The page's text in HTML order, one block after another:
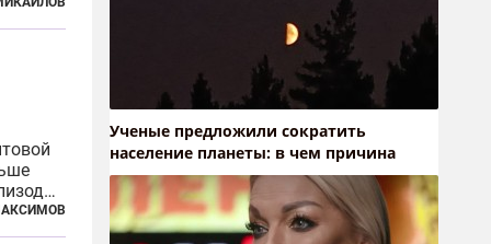
судя
от
Ученые предложили сократить
население планеты: в чем причина